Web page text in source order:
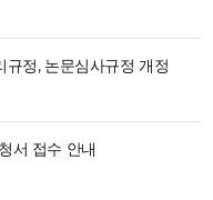
정, 논문심사규정 개정
서 접수 안내